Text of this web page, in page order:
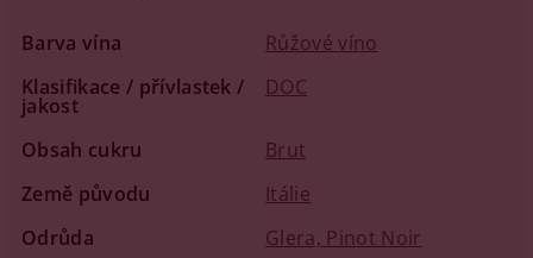
Barva vína
Růžové víno
Klasifikace / přívlastek /
jakost
DOC
Obsah cukru
Brut
Země původu
Itálie
Odrůda
Glera, Pinot Noir